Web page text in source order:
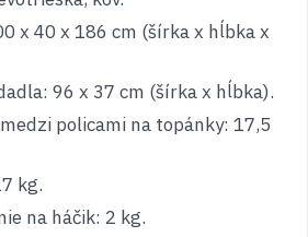
x 40 x 186 cm (šírka x hĺbka x
96 x 37 cm (šírka x hĺbka).
policami na topánky: 17,5
kg.
na háčik: 2 kg.